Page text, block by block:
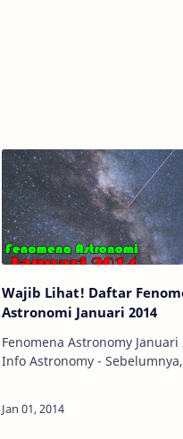
Wajib Lihat! Daftar
Astronomi Januari 2014
Fenomena Astronomy Januari
Info Astronomy - Sebelumnya,
Baru 2014. Semoga tahun ini